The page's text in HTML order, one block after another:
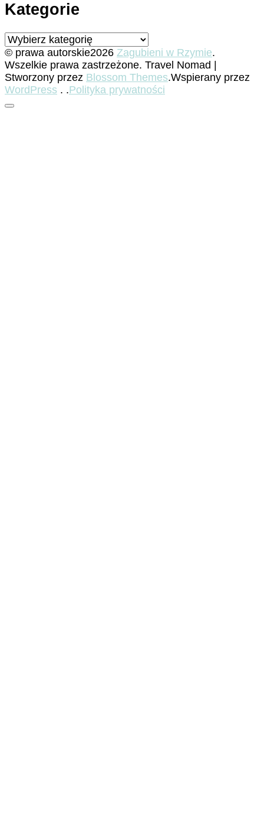
Kategorie
Kategorie
© prawa autorskie2026 Zagubieni w Rzymie.
Wszelkie prawa zastrzeżone. Travel Nomad |
Stworzony przez Blossom Themes.Wspierany przez
WordPress . .Polityka prywatności